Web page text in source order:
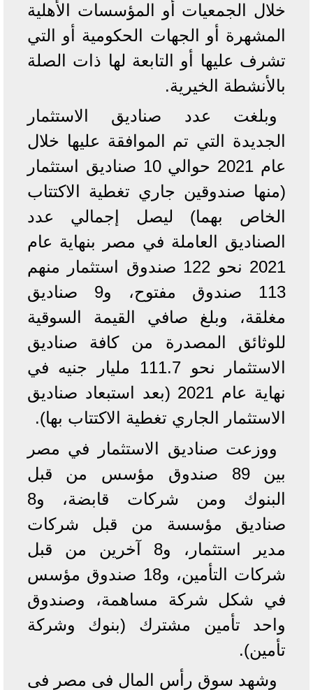
خلال الجمعيات أو المؤسسات الأهلية
المشهرة أو الجهات الحكومية أو التي
تشرف عليها أو التابعة لها ذات الصلة
بالأنشطة الخيرية.
وبلغت عدد صناديق الاستثمار
الجديدة التي تم الموافقة عليها خلال
عام 2021 حوالي 10 صناديق استثمار
(منها صندوقين جاري تغطية الاكتتاب
الخاص بهما) ليصل إجمالي عدد
الصناديق العاملة في مصر بنهاية عام
2021 نحو 122 صندوق استثمار منهم
113 صندوق مفتوح، و9 صناديق
مغلقة، وبلغ صافي القيمة السوقية
للوثائق المصدرة من كافة صناديق
الاستثمار نحو 111.7 مليار جنيه في
نهاية عام 2021 (بعد استبعاد صناديق
الاستثمار الجاري تغطية الاكتتاب بها).
ووزعت صناديق الاستثمار في مصر
بين 89 صندوق مؤسس من قبل
البنوك ومن شركات قابضة، و8
صناديق مؤسسة من قبل شركات
مدير استثمار، و8 آخرين من قبل
شركات التأمين، و18 صندوق مؤسس
في شكل شركة مساهمة، وصندوق
واحد تأمين مشترك (بنوك وشركة
تأمين).
وشهد سوق رأس المال فى مصر فى